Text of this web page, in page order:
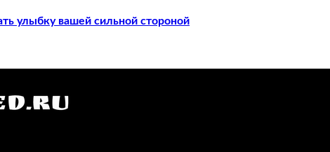
улыбку вашей сильной стороной